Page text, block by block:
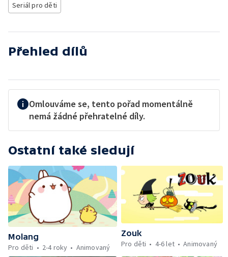
Seriál pro děti
Přehled dílů
Omlouváme se, tento pořad momentálně
nemá žádné přehratelné díly.
Ostatní také sledují
Molang
Pro děti
2-4 roky Animovaný
Zouk
Pro děti
4-6 let Animovaný